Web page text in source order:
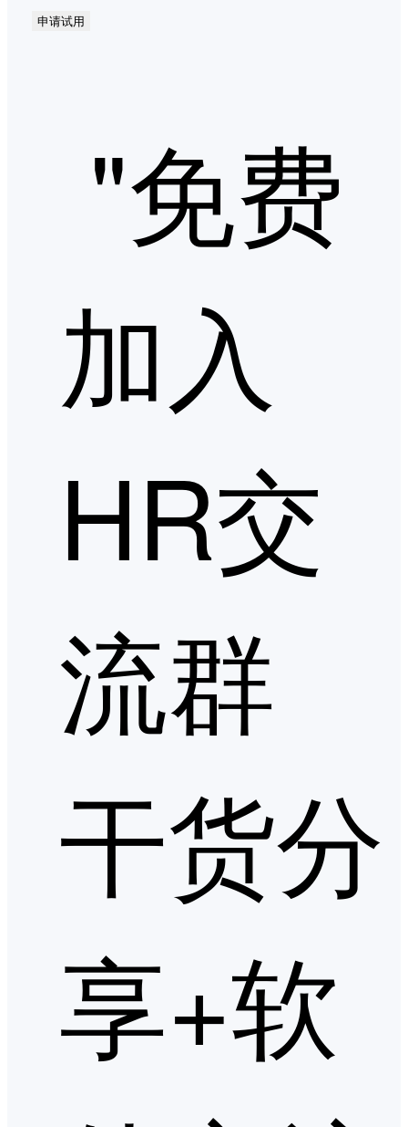
申请试用
"免费
加入
HR交
流群
干货分
享+软